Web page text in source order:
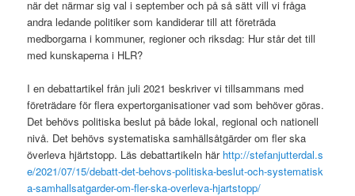
när det närmar sig val i september och på så sätt vill vi fråga
andra ledande politiker som kandiderar till att företräda
medborgarna i kommuner, regioner och riksdag: Hur står det till
med kunskaperna i HLR?
I en debattartikel från juli 2021 beskriver vi tillsammans med
företrädare för flera expertorganisationer vad som behöver göras.
Det behövs politiska beslut på både lokal, regional och nationell
nivå. Det behövs systematiska samhällsåtgärder om fler ska
överleva hjärtstopp. Läs debattartikeln här http://stefanjutterdal.s
e/2021/07/15/debatt-det-behovs-politiska-beslut-och-systematisk
a-samhallsatgarder-om-fler-ska-overleva-hjartstopp/